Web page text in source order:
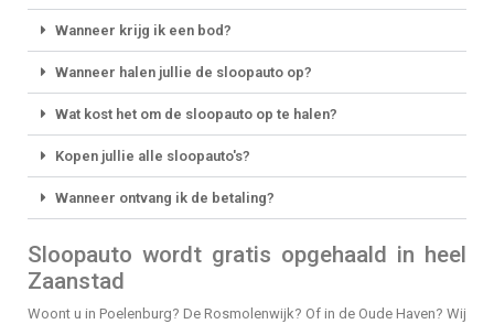
Wanneer krijg ik een bod?
Wanneer halen jullie de sloopauto op?
Wat kost het om de sloopauto op te halen?
Kopen jullie alle sloopauto's?
Wanneer ontvang ik de betaling?
Sloopauto wordt gratis opgehaald in heel
Zaanstad
Woont u in Poelenburg? De Rosmolenwijk? Of in de Oude Haven? Wij